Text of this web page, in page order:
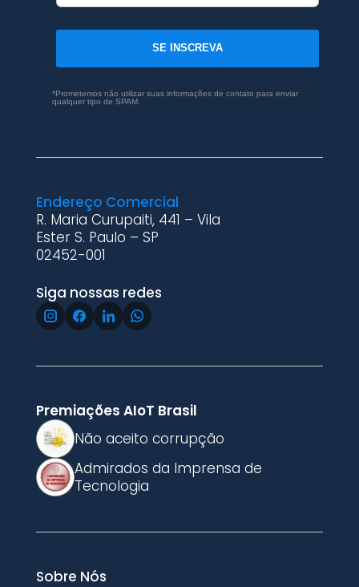
SE INSCREVA
*Prometemos não utilizar suas informações de contato para enviar
qualquer tipo de SPAM.
Endereço Comercial
R. Maria Curupaiti, 441 – Vila
Ester S. Paulo – SP
02452-001
Siga nossas redes
Premiações AIoT Brasil
Não aceito corrupção
Admirados da Imprensa de
Tecnologia
Sobre Nós